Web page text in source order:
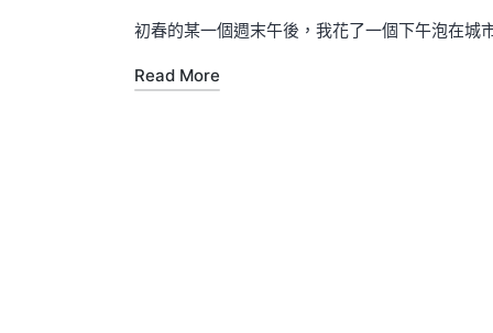
by
in
初春的某一個週末午後，我花了一個下午泡在城
Read More